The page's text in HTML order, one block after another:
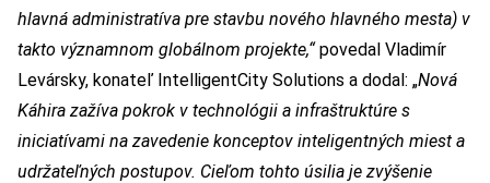
hlavná administratíva pre stavbu nového hlavného mesta) v
takto významnom globálnom projekte,“povedal Vladimír
Levársky, konateľ IntelligentCity Solutions a dodal: „Nová
Káhira zažíva pokrok v technológii a infraštruktúre s
iniciatívami na zavedenie konceptov inteligentných miest a
udržateľných postupov. Cieľom tohto úsilia je zvýšenie